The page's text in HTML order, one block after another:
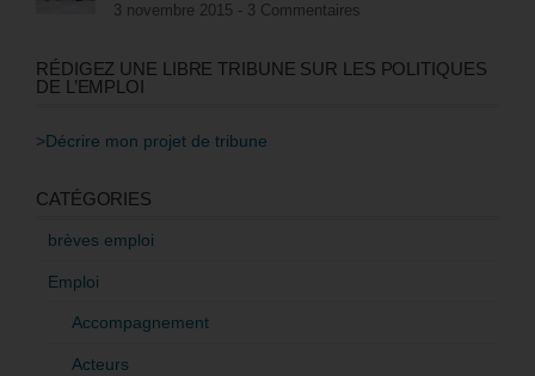
3 novembre 2015 - 3 Commentaires
RÉDIGEZ UNE LIBRE TRIBUNE SUR LES POLITIQUES
DE L’EMPLOI
>Décrire mon projet de tribune
CATÉGORIES
brèves emploi
Emploi
Accompagnement
Acteurs